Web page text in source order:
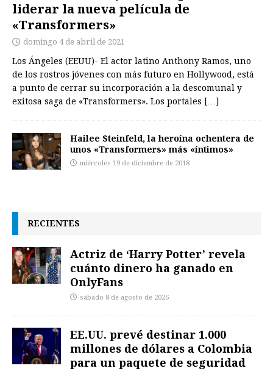
liderar la nueva película de
«Transformers»
domingo 4 de abril de 2021
Los Ángeles (EEUU)- El actor latino Anthony Ramos, uno
de los rostros jóvenes con más futuro en Hollywood, está
a punto de cerrar su incorporación a la descomunal y
exitosa saga de «Transformers». Los portales […]
Hailee Steinfeld, la heroína ochentera de
unos «Transformers» más «íntimos»
miércoles 19 de diciembre de 2018
RECIENTES
Actriz de ‘Harry Potter’ revela
cuánto dinero ha ganado en
OnlyFans
sábado 8 de agosto de 2026
EE.UU. prevé destinar 1.000
millones de dólares a Colombia
para un paquete de seguridad